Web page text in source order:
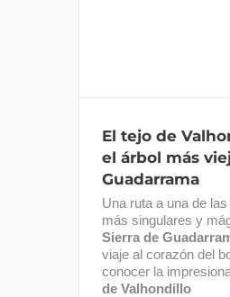
El tejo de
el árbol más
Guadarrama
Una ruta a una de
más singulares y
Sierra de
viaje al corazón del
conocer la
de Valhondillo